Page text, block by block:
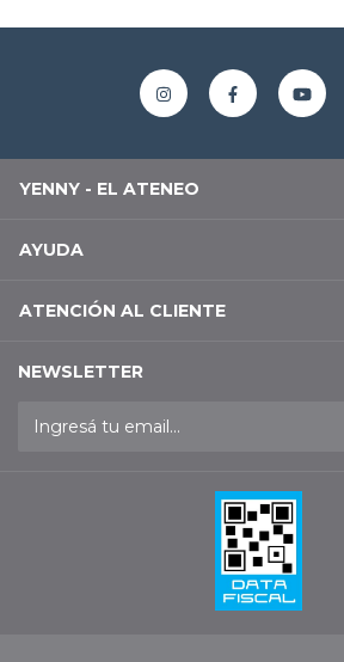
YENNY - EL ATENEO
AYUDA
ATENCIÓN AL CLIENTE
NEWSLETTER